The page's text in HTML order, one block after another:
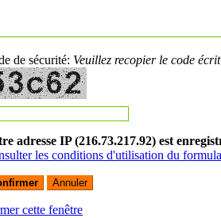
de sécurité: Veuillez recopier le code
adresse IP (216.73.217.92) est
les conditions d'utilisation du
cette fenêtre